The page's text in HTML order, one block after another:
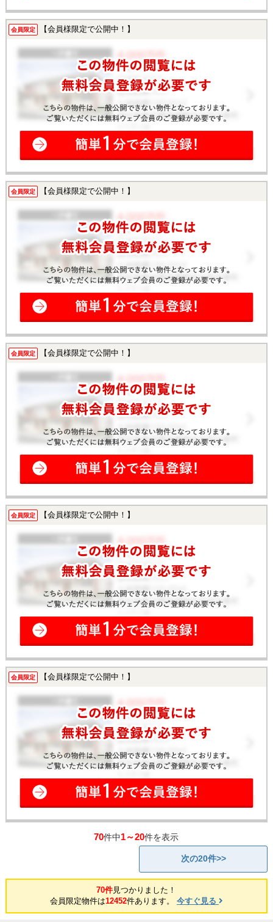
会員限定 【会員様限定で公開中！】
会員限定 【会員様限定で公開中！】
会員限定 【会員様限定で公開中！】
会員限定 【会員様限定で公開中！】
会員限定 【会員様限定で公開中！】
70件中1～20件を表示
次の20件>>
70件見つかりました！
会員限定物件は12452件あります。 今すぐ見る